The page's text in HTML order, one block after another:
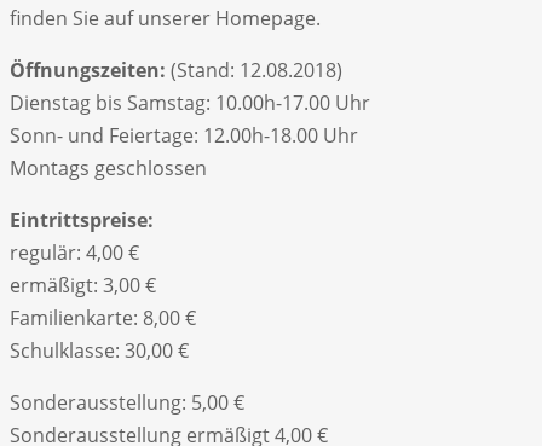
finden Sie auf unserer Homepage.
Öffnungszeiten: (Stand: 12.08.2018)
Dienstag bis Samstag: 10.00h-17.00 Uhr
Sonn- und Feiertage: 12.00h-18.00 Uhr
Montags geschlossen
Eintrittspreise:
regulär: 4,00 €
ermäßigt: 3,00 €
Familienkarte: 8,00 €
Schulklasse: 30,00 €
Sonderausstellung: 5,00 €
Sonderausstellung ermäßigt 4,00 €